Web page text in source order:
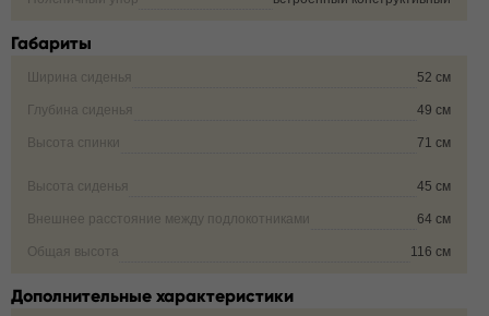
Габариты
Ширина сиденья 52 см
Глубина сиденья 49 см
Высота спинки 71 см
Высота сиденья 45 см
Внешнее расстояние между подлокотниками 64 см
Общая высота 116 см
Дополнительные характеристики